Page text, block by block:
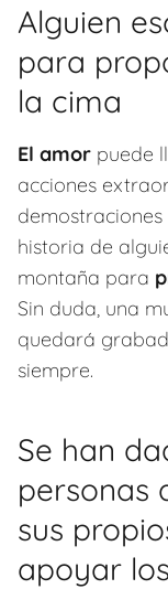
Alguien
para
la cima
El amor puede
acciones
historia de
montaña para
Sin duda, una
quedará
siempre.
Se han
personas
sus
apoyar